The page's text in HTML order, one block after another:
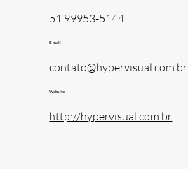
51 99953-5144
E-mail
contato@hypervisual.com.br
Website
http://hypervisual.com.br